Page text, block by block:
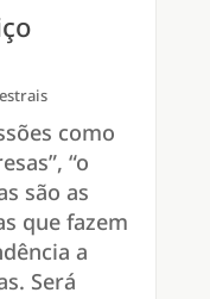
como
“o
são as
que fazem
a
Será